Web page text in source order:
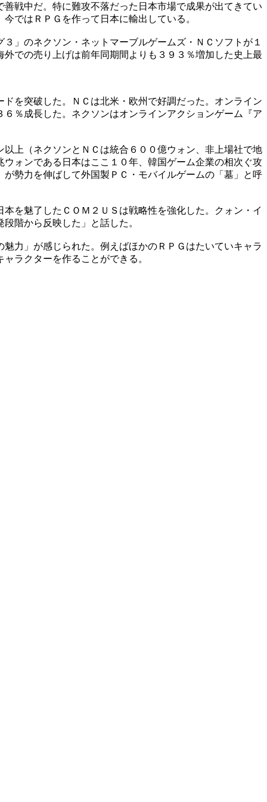
戦中だ。特に難攻不落だった日本市場で成果が出てきてい
ではＲＰＧを作って日本に輸出している。
」のネクソン・ネットマーブルゲームズ・ＮＣソフトが１
での売り上げは前年同期間よりも３９３％増加した史上最
を突破した。ＮＣは北米・欧州で好調だった。オンライン
％成長した。ネクソンはオンラインアクションゲーム『ア
上（ネクソンとＮＣは統合６００億ウォン、非上場社で地
ォンである日本はここ１０年、韓国ゲーム企業の相次ぐ攻
勢力を伸ばして外国製ＰＣ・モバイルゲームの「墓」と呼
を魅了したＣＯＭ２ＵＳは戦略性を強化した。クォン・イ
階から反映した」と話した。
力」が感じられた。例えばほかのＲＰＧはたいていキャラ
ラクターを作ることができる。